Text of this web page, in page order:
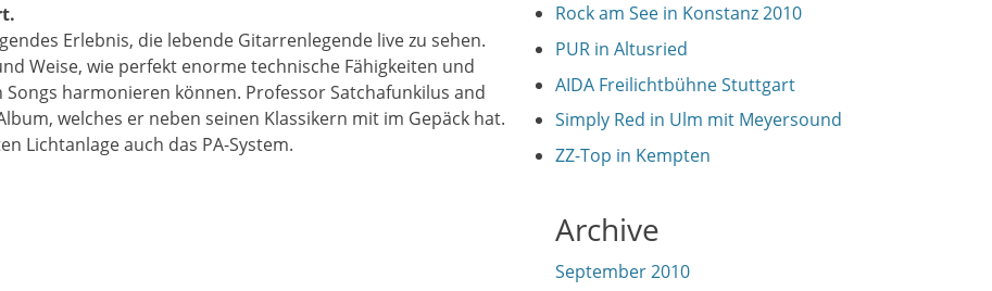
Erlebnis, die lebende Gitarrenlegende live zu sehen.
Weise, wie perfekt enorme technische Fähigkeiten und
harmonieren können. Professor Satchafunkilus and
welches er neben seinen Klassikern mit im Gepäck hat.
Lichtanlage auch das PA-System.
Rock am See in Konstanz 2010
PUR in Altusried
AIDA Freilichtbühne Stuttgart
Simply Red in Ulm mit Meyersound
ZZ-Top in Kempten
Archive
September 2010